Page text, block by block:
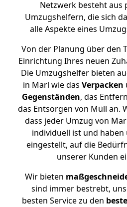
Netzwerk besteht aus
Umzugshelfern, die sich
alle Aspekte eines
Von der Planung über den
Einrichtung Ihres neuen
Die Umzugshelfer bieten
in Marl wie das Verpacken
Gegenständen, das
das Entsorgen von Müll an.
dass jeder Umzug von
individuell ist und
eingestellt, auf die
unserer Kunden
Wir bieten
sind immer bestrebt,
besten Service zu den